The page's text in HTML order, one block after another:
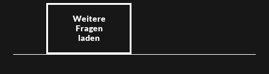
Weitere
Fragen
laden